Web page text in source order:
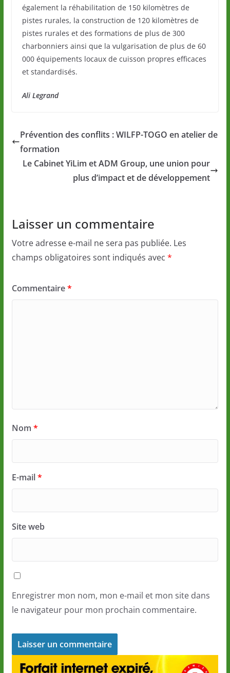
également la réhabilitation de 150 kilomètres de
pistes rurales, la construction de 120 kilomètres de
pistes rurales et des formations de plus de 300
charbonniers ainsi que la vulgarisation de plus de 60
000 équipements locaux de cuisson propres efficaces
et standardisés.
Ali Legrand
Prévention des conflits : WILFP-TOGO en atelier de
formation
Le Cabinet YiLim et ADM Group, une union pour
plus d’impact et de développement
Laisser un commentaire
Votre adresse e-mail ne sera pas publiée. Les
champs obligatoires sont indiqués avec *
Commentaire*
Nom *
E-mail*
Site web
Enregistrer mon nom, mon e-mail et mon site dans
le navigateur pour mon prochain commentaire.